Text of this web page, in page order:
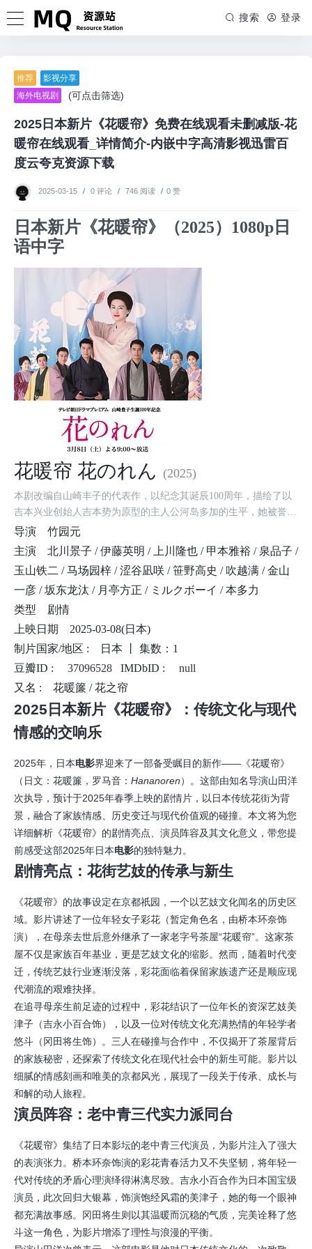
搜索 登录
推荐
影视分享
海外电视剧
(可点击筛选)
2025日本新片《花暖帘》免费在线观看未删减版-花
暖帘在线观看_详情简介-内嵌中字高清影视迅雷百
度云夸克资源下载
2025-03-15 / 0 评论 / 746 阅读 / 0 赞
日本新片《花暖帘》（2025）1080p日
语中字
花暖帘 花のれん (2025)
本剧改编自山崎丰子的代表作，以纪念其诞辰100周年，描绘了以
吉本兴业创始人吉本势为原型的主人公河岛多加的生平，她被誉
为“日本娱乐界之母”。多加不仅是演艺行业的先锋，还在个人生活
中作为妻子、母亲和女性，展现出勇敢而富有情感的一面。她率先
采用“试镜制”、发展粉丝经济，开创了现代娱乐战略的雏形。
导演
竹园元
主演
北川景子 / 伊藤英明 / 上川隆也 / 甲本雅裕 / 泉品子 /
玉山铁二 / 马场园梓 / 涩谷凪咲 / 笹野高史 / 吹越满 / 金山
一彦 / 坂东龙汰 / 月亭方正 / ミルクボーイ / 本多力
类型
剧情
上映日期
2025-03-08(日本)
制片国家/地区 :
日本 丨 集数：1
豆瓣ID :
37096528 IMDbID :
null
又名 :
花暖簾 / 花之帘
2025日本新片《花暖帘》：传统文化与现代
情感的交响乐
2025年，日本电影界迎来了一部备受瞩目的新作——《花暖帘》
（日文：花暖簾，罗马音： Hananoren）。这部由知名导演山田洋
次执导，预计于2025年春季上映的剧情片，以日本传统花街为背
景，融合了家族情感、历史变迁与现代价值观的碰撞。本文将为您
详细解析《花暖帘》的剧情亮点、演员阵容及其文化意义，带您提
前感受这部2025年日本电影的独特魅力。
剧情亮点：花街艺妓的传承与新生
《花暖帘》的故事设定在京都祇园，一个以艺妓文化闻名的历史区
域。影片讲述了一位年轻女子彩花（暂定角色名，由桥本环奈饰
演），在母亲去世后意外继承了一家老字号茶屋“花暖帘”。这家茶
屋不仅是家族百年基业，更是艺妓文化的缩影。然而，随着时代变
迁，传统艺妓行业逐渐没落，彩花面临着保留家族遗产还是顺应现
代潮流的艰难抉择。
在追寻母亲生前足迹的过程中，彩花结识了一位年长的资深艺妓美
津子（吉永小百合饰），以及一位对传统文化充满热情的年轻学者
悠斗（冈田将生饰）。三人在碰撞与合作中，不仅揭开了茶屋背后
的家族秘密，还探索了传统文化在现代社会中的新生可能。影片以
细腻的情感刻画和唯美的京都风光，展现了一段关于传承、成长与
和解的动人旅程。
演员阵容：老中青三代实力派同台
《花暖帘》集结了日本影坛的老中青三代演员，为影片注入了强大
的表演张力。桥本环奈饰演的彩花青春活力又不失坚韧，将年轻一
代对传统的矛盾心理演绎得淋漓尽致。吉永小百合作为日本国宝级
演员，此次回归大银幕，饰演饱经风霜的美津子，她的每一个眼神
都充满故事感。冈田将生则以其温暖而沉稳的气质，完美诠释了悠
斗这一角色，为影片增添了理性与浪漫的平衡。